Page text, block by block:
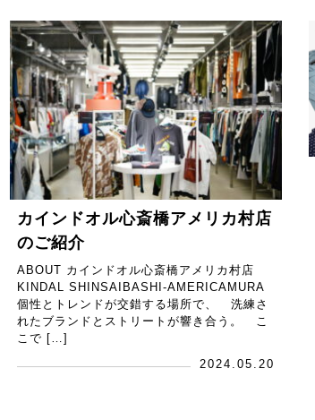
カインドオル心斎橋アメリカ村店
のご紹介
ABOUT カインドオル心斎橋アメリカ村店
KINDAL SHINSAIBASHI-AMERICAMURA
個性とトレンドが交錯する場所で、 洗練さ
れたブランドとストリートが響き合う。 こ
こで […]
2024.05.20